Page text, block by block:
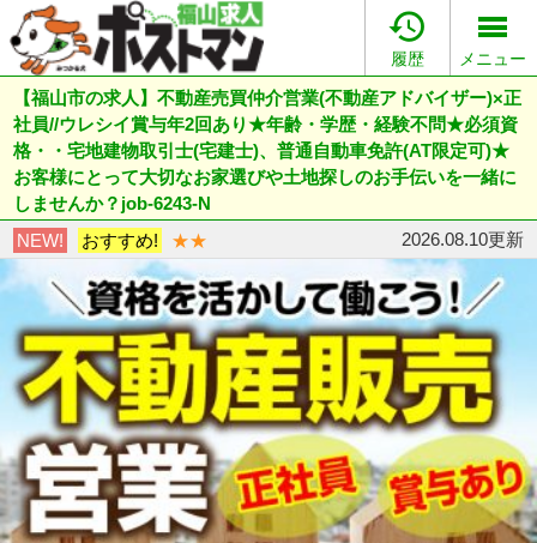

履歴 メニュー
【福山市の求人】不動産売買仲介営業(不動産アドバイザー)×正
社員//ウレシイ賞与年2回あり★年齢・学歴・経験不問★必須資
格・・宅地建物取引士(宅建士)、普通自動車免許(AT限定可)★
お客様にとって大切なお家選びや土地探しのお手伝いを一緒に
しませんか？job-6243-N
NEW!
おすすめ! ★★ 2026.08.10更新